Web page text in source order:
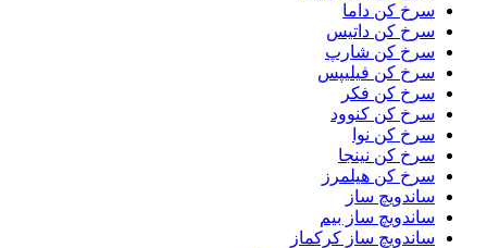
سرخ کن داما
سرخ کن داتیس
سرخ کن شارپ
سرخ کن فیلیپس
سرخ کن فکر
سرخ کن کنوود
سرخ کن نوا
سرخ کن نینجا
سرخ کن هیلمرز
ساندویچ ساز
ساندویچ ساز بیم
ساندویچ ساز کرکماز